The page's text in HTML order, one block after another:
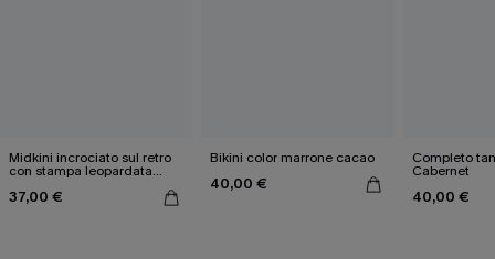
Midkini incrociato sul retro
con stampa leopardata
37,00 €
Bikini color marrone cacao
40,00 €
Completo
Cabernet
40,00 €